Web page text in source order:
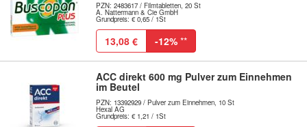
PZN: 2483617 / Filmtabletten, 20 St
A. Nattermann & Cie GmbH
Grundpreis: € 0,65 / 1St
13,08 € -12% **
ACC direkt 600 mg Pulver zum Einnehmen
im Beutel
PZN: 13392929 / Pulver zum Einnehmen, 10 St
Hexal AG
Grundpreis: € 1,21 / 1St